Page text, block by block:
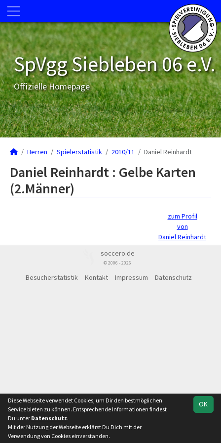
SpVgg Siebleben 06 e.V.
Offizielle Homepage
Herren Spielerstatistik 2010/11 Daniel Reinhardt
Daniel Reinhardt : Gelbe Karten
(2.Männer)
zum Profil
von
Daniel Reinhardt
soccero.de
© 2006 - 2026
Besucherstatistik Kontakt Impressum Datenschutz
OK
Diese Webseite verwendet Cookies, um Dir den bestmöglichen
Service bieten zu können. Entsprechende Informationen findest
Du unter Datenschutz.
Mit der Nutzung der Webseite erklärst Du Dich mit der
Verwendung von Cookies einverstanden.